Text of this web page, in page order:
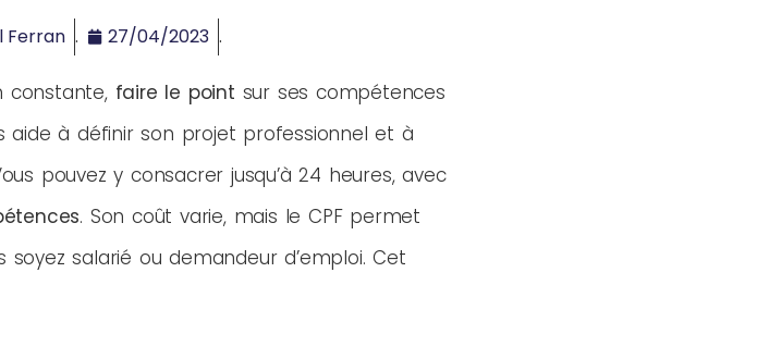
Ferran 27/04/2023
constante, faire le point sur ses compétences
aide à définir son projet professionnel et à
pouvez y consacrer jusqu’à 24 heures, avec
. Son coût varie, mais le CPF permet
salarié ou demandeur d’emploi. Cet